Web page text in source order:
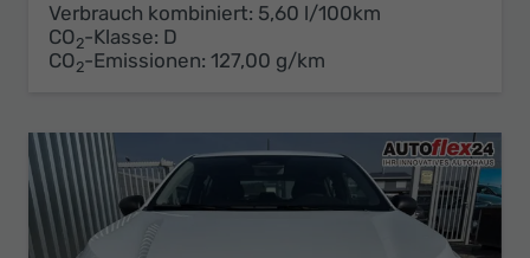
Verbrauch kombiniert: 5,60 l/100km
CO2-Klasse: D
CO2-Emissionen: 127,00 g/km